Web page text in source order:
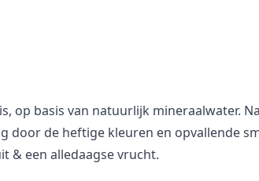
op basis van natuurlijk mineraalwater.
de heftige kleuren en opvallende
& een alledaagse vrucht.